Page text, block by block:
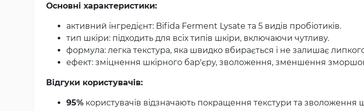
Основні характеристики:
активний інгредієнт: Bifida Ferment Lysate та 5 видів пробіотиків.
тип шкіри: підходить для всіх типів шкіри, включаючи чутливу.
формула: легка текстура, яка швидко вбирається і не залишає
ефект: зміцнення шкірного бар'єру, зволоження, зменшення
Відгуки користувачів:
95% користувачів відзначають покращення текстури та